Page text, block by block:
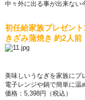
中 々 外に出る事が出来ない
初任給家族プレゼント
きざみ蒲焼き 約2人前
美味しいうなぎを家族にプ
電子レンジや鍋で簡単に温
価格：5,398円（税込 ）